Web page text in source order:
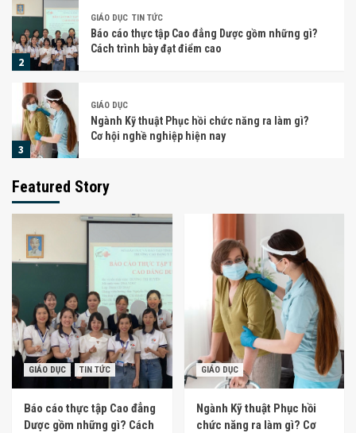
2
GIÁO DỤC TIN TỨC
Báo cáo thực tập Cao đẳng Dược gồm những gì?
Cách trình bày đạt điểm cao
3
GIÁO DỤC
Ngành Kỹ thuật Phục hồi chức năng ra làm gì?
Cơ hội nghề nghiệp hiện nay
Mẹ bỉm uống nước dừa được không?
5
SỨC KHỎE
Mẹ bỉm uống trà sữa được không?
THỊ TRƯỜNG
Học Điều dưỡng có khó không? Bí quyết học tốt?
Featured Story
GIÁO DỤC TIN TỨC
Báo cáo thực tập Cao đẳng
Dược gồm những gì? Cách
GIÁO DỤC
Ngành Kỹ thuật Phục hồi
chức năng ra làm gì? Cơ